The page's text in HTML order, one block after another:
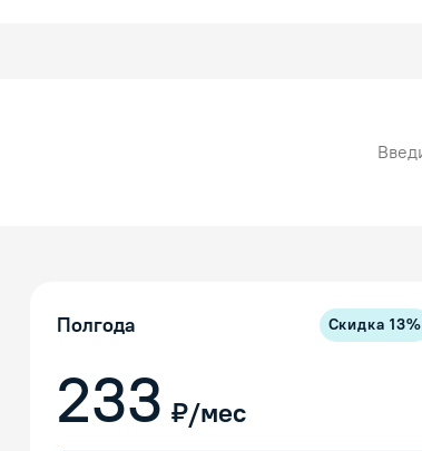
Полгода Скидка13%
233 ₽/мес